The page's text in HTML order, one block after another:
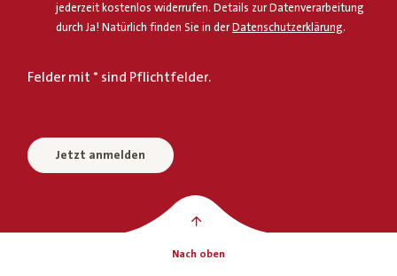
jederzeit kostenlos widerrufen. Details zur Datenverarbeitung
durch Ja! Natürlich finden Sie in derDatenschutzerklärung.
Felder mit * sind Pflichtfelder.
Jetzt anmelden
Nach oben